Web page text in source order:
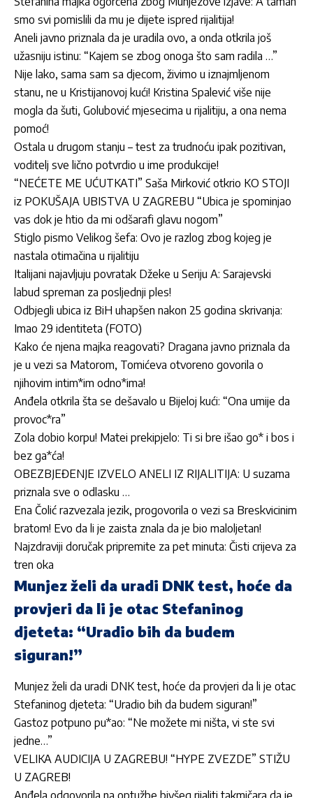
smo svi pomislili da mu je dijete ispred rijalitija!
Aneli javno priznala da je uradila ovo, a onda otkrila još
užasniju istinu: “Kajem se zbog onoga što sam radila …”
Nije lako, sama sam sa djecom, živimo u iznajmljenom
stanu, ne u Kristijanovoj kući! Kristina Spalević više nije
mogla da šuti, Golubović mjesecima u rijalitiju, a ona nema
pomoć!
Ostala u drugom stanju – test za trudnoću ipak pozitivan,
voditelj sve lično potvrdio u ime produkcije!
“NEĆETE ME UĆUTKATI” Saša Mirković otkrio KO STOJI
iz POKUŠAJA UBISTVA U ZAGREBU “Ubica je spominjao
vas dok je htio da mi odšarafi glavu nogom”
Stiglo pismo Velikog šefa: Ovo je razlog zbog kojeg je
nastala otimačina u rijalitiju
Italijani najavljuju povratak Džeke u Seriju A: Sarajevski
labud spreman za posljednji ples!
Odbjegli ubica iz BiH uhapšen nakon 25 godina skrivanja:
Imao 29 identiteta (FOTO)
Kako će njena majka reagovati? Dragana javno priznala da
je u vezi sa Matorom, Tomićeva otvoreno govorila o
njihovim intim*im odno*ima!
Anđela otkrila šta se dešavalo u Bijeloj kući: “Ona umije da
provoc*ra”
Zola dobio korpu! Matei prekipjelo: Ti si bre išao go* i bos i
bez ga*ća!
OBEZBJEĐENJE IZVELO ANELI IZ RIJALITIJA: U suzama
priznala sve o odlasku …
Ena Čolić razvezala jezik, progovorila o vezi sa Breskvicinim
bratom! Evo da li je zaista znala da je bio maloljetan!
Najzdraviji doručak pripremite za pet minuta: Čisti crijeva za
tren oka
Munjez želi da uradi DNK test, hoće da
provjeri da li je otac Stefaninog
djeteta: “Uradio bih da budem
siguran!”
Munjez želi da uradi DNK test, hoće da provjeri da li je otac
Stefaninog djeteta: “Uradio bih da budem siguran!”
Gastoz potpuno pu*ao: “Ne možete mi ništa, vi ste svi
jedne…”
VELIKA AUDICIJA U ZAGREBU! “HYPE ZVEZDE” STIŽU
U ZAGREB!